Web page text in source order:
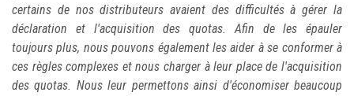
certains de nos distributeurs avaient des difficultés à gérer la
déclaration et l'acquisition des quotas. Afin de les épauler
toujours plus, nous pouvons également les aider à se conformer à
ces règles complexes et nous charger à leur place de l'acquisition
des quotas. Nous leur permettons ainsi d'économiser beaucoup